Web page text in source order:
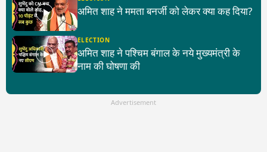
अमित शाह ने ममता बनर्जी को लेकर क्या कह दिया?
ELECTION
अमित शाह ने पश्चिम बंगाल के नये मुख्यमंत्री के
नाम की घोषणा की
Advertisement